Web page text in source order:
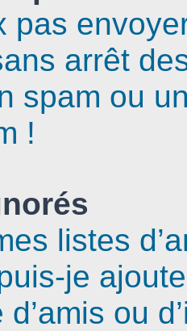
pas
arrêt
spam ou
!
listes
je
ou